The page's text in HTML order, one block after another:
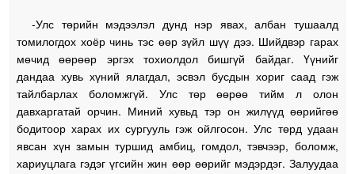
-Улс төрийн мэдээлэл дунд нэр явах, албан тушаалд
томилогдох хоёр чинь тэс өөр зүйл шүү дээ. Шийдвэр гарах
мөчид өөрөөр эргэх тохиолдол бишгүй байдаг. Үүнийг
дандаа хувь хүний ялагдал, эсвэл бусдын хориг саад гэж
тайлбарлах боломжгүй. Улс төр өөрөө тийм л олон
давхаргатай орчин. Миний хувьд тэр он жилүүд өөрийгөө
бодитоор харах их сургууль гэж ойлгосон. Улс төрд удаан
явсан хүн замын туршид амбиц, гомдол, тэвчээр, боломж,
хариуцлага гэдэг үгсийн жин өөр өөрийг мэдэрдэг. Залуудаа